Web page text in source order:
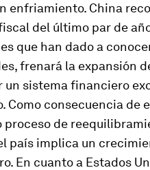
enfriamiento. China
del último par de
que han dado a
frenará la expansión
un sistema financiero
Como consecuencia de
proceso de
país implica un
En cuanto a Estados